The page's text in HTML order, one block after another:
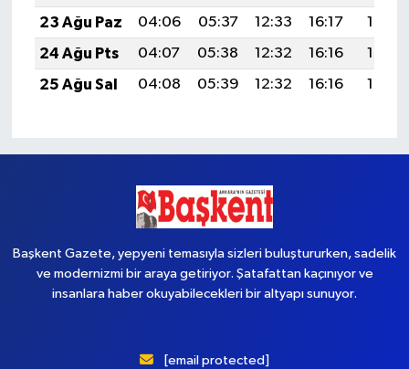
23 Ağu Paz
04:06 05:37 12:33 16:17
19:18
24 Ağu Pts
04:07 05:38 12:32 16:16
19:17
25 Ağu Sal
04:08 05:39 12:32 16:16 19:15
Başkent Gazete, yepyeni temasıyla sizleri buluştururken, sadelik
ve modernizmi bir araya getiriyor. Şatafattan kaçınıyor ve
insanlara haber okuyabilecekleri bir altyapı sunuyor.
[email protected]